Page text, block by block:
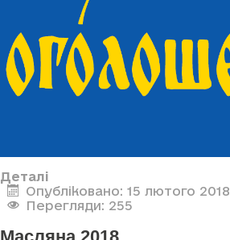
Деталі
Опубліковано: 15 лютого 2018
Перегляди: 255